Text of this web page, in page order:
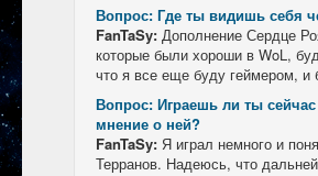
Вопрос: Где ты видишь себя
FanTaSy: Дополнение Сердце
которые были хороши в WoL,
что я все еще буду геймером, и
Вопрос: Играешь ли ты
мнение о ней?
FanTaSy: Я играл немного и
Терранов. Надеюсь, что